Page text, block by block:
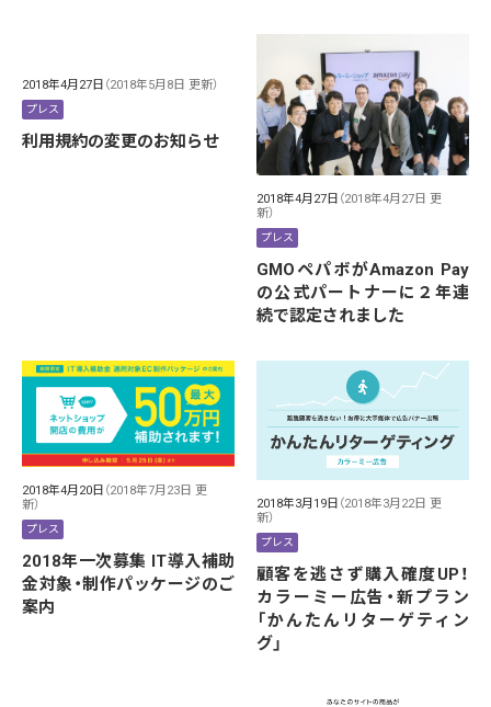
2018年4月27日 （2018年5月8日 更新）
プレス
利用規約の変更のお知らせ
2018年4月27日 （2018年4月27日 更
新）
プレス
GMOペパボがAmazon Pay
の公式パートナーに２年連
続で認定されました
2018年4月20日 （2018年7月23日 更
新）
プレス
2018年一次募集 IT導入補助
金対象・制作パッケージのご
案内
2018年3月19日 （2018年3月22日 更
新）
プレス
顧客を逃さず購入確度UP！
カラーミー広告・新プラン
「かんたんリターゲティン
グ」